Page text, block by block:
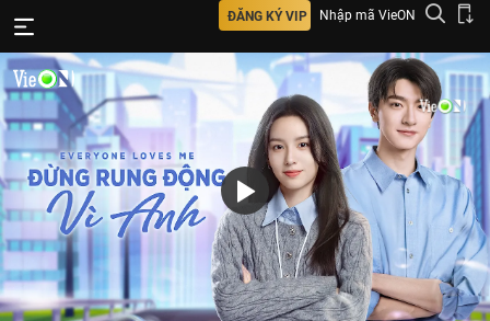
ĐĂNG KÝ VIP Nhập mã VieON